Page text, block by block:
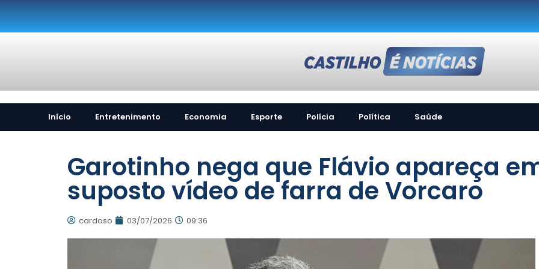
Início Entretenimento Economia Esporte Polícia Política Saúde
Garotinho nega que Flávio apareça
suposto vídeo de farra de Vorcaro
cardoso 03/07/2026 09:36